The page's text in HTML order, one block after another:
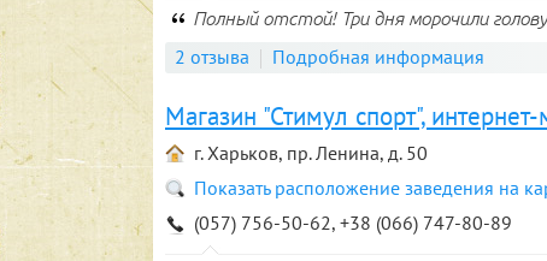
Полный отстой! Три дня морочили
2 отзыва Подробная информация
Магазин "Стимул спорт", интернет-
г. Харьков, пр. Ленина, д. 50
Показать расположение заведения на
(057) 756-50-62, +38 (066) 747-80-89